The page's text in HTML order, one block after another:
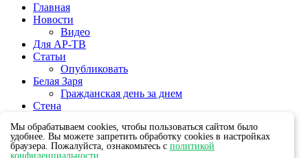
Главная
Новости
Видео
Для АР-ТВ
Статьи
Опубликовать
Белая Заря
Гражданская день за днем
Стена
Мы обрабатываем cookies, чтобы пользоваться сайтом было
удобнее. Вы можете запретить обработку cookies в настройках
браузера. Пожалуйста, ознакомьтесь с политикой
конфиденциальности